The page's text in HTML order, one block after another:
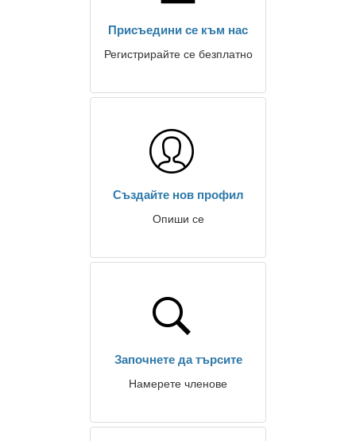
Присъедини се към нас
Регистрирайте се безплатно
Създайте нов профил
Опиши се
Започнете да търсите
Намерете членове